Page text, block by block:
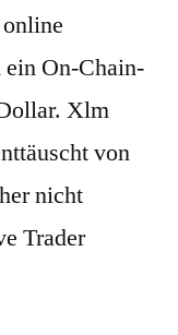
ein On-Chain-
Xlm
von
nicht
Trader